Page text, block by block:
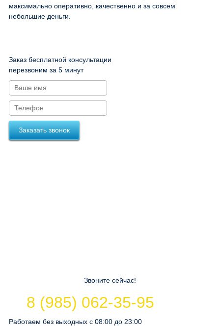
максимально оперативно, качественно и за совсем
небольшие деньги.
Заказ бесплатной консультации
перезвоним за 5 минут
Заказать звонок
Звоните сейчас!
8 (985) 062-35-95
Работаем без выходных с 08:00 до 23:00